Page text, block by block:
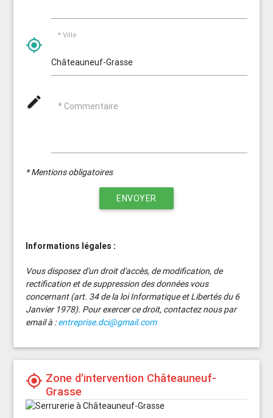
my_location
* Ville
mode_edit * Commentaire
* Mentions obligatoires
ENVOYER
Informations légales :
Vous disposez d'un droit d'accès, de modification, de
rectification et de suppression des données vous
concernant (art. 34 de la loi Informatique et Libertés du 6
Janvier 1978). Pour exercer ce droit, contactez nous par
email à :entreprise.dci@gmail.com
my_location Zone d'intervention Châteauneuf-
Grasse